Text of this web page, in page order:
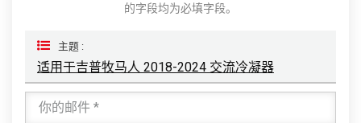
的字段均为必填字段。
主题 :
适用于吉普牧马人 2018-2024 交流冷凝器